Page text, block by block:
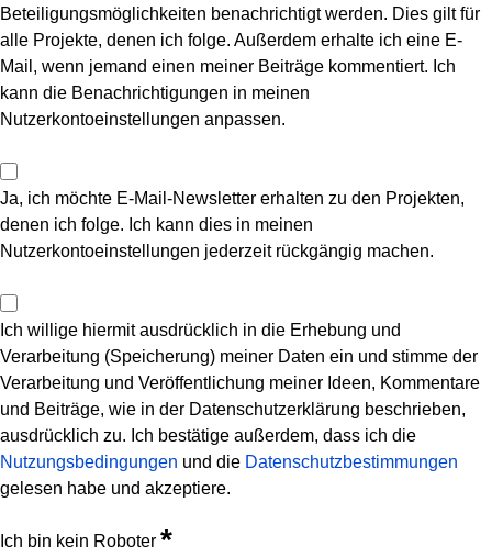
Beteiligungsmöglichkeiten benachrichtigt werden. Dies gilt für
alle Projekte, denen ich folge. Außerdem erhalte ich eine E-
Mail, wenn jemand einen meiner Beiträge kommentiert. Ich
kann die Benachrichtigungen in meinen
Nutzerkontoeinstellungen anpassen.
Ja, ich möchte E-Mail-Newsletter erhalten zu den Projekten,
denen ich folge. Ich kann dies in meinen
Nutzerkontoeinstellungen jederzeit rückgängig machen.
Ich willige hiermit ausdrücklich in die Erhebung und
Verarbeitung (Speicherung) meiner Daten ein und stimme der
Verarbeitung und Veröffentlichung meiner Ideen, Kommentare
und Beiträge, wie in der Datenschutzerklärung beschrieben,
ausdrücklich zu. Ich bestätige außerdem, dass ich die
Nutzungsbedingungen und die Datenschutzbestimmungen
gelesen habe und akzeptiere.
Ich bin kein Roboter *